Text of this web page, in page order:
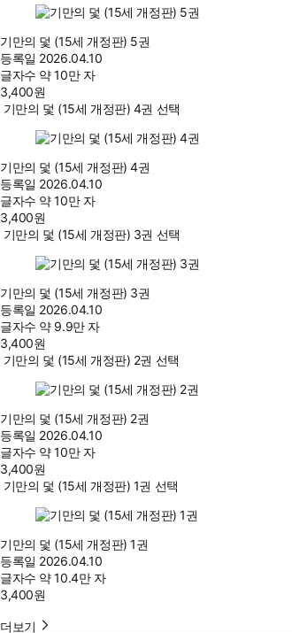
기만의 덫 (15세 개정판) 5권
등록일 2026.04.10
글자수 약 10만 자
3,400원
기만의 덫 (15세 개정판) 4권 선택
기만의 덫 (15세 개정판) 4권
등록일 2026.04.10
글자수 약 10만 자
3,400원
기만의 덫 (15세 개정판) 3권 선택
기만의 덫 (15세 개정판) 3권
등록일 2026.04.10
글자수 약 9.9만 자
3,400원
기만의 덫 (15세 개정판) 2권 선택
기만의 덫 (15세 개정판) 2권
등록일 2026.04.10
글자수 약 10만 자
3,400원
기만의 덫 (15세 개정판) 1권 선택
기만의 덫 (15세 개정판) 1권
등록일 2026.04.10
글자수 약 10.4만 자
3,400원
더보기